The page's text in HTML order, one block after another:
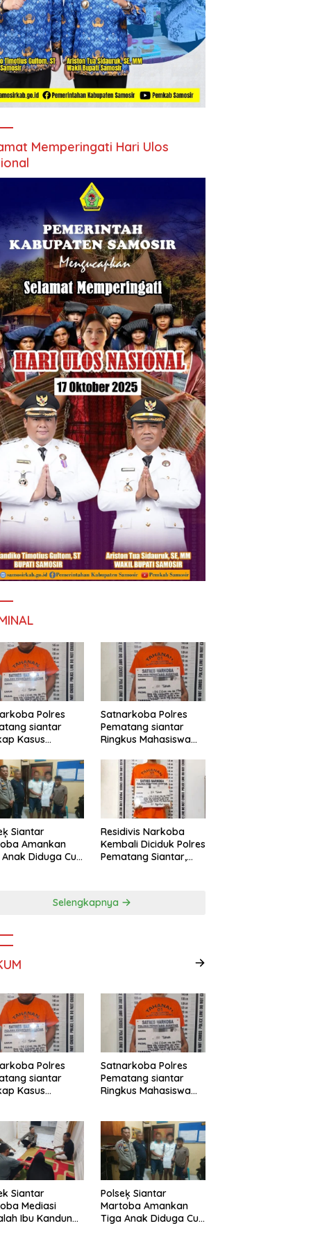
Memperingati Hari Ulos
Polres
siantar
Kasus
berhasil
Satnarkoba Polres
Pematang siantar
Ringkus Mahasiswa
Ekstasi
Siantar
Amankan
Diduga Curi
Residivis Narkoba
Kembali Diciduk Polres
Pematang Siantar,
Selengkapnya
Polres
siantar
Kasus
Satnarkoba Polres
Pematang siantar
Ringkus Mahasiswa
Siantar
Mediasi
Ibu Kandung
Polseķ Siantar
Martoba Amankan
Tiga Anak Diduga Curi